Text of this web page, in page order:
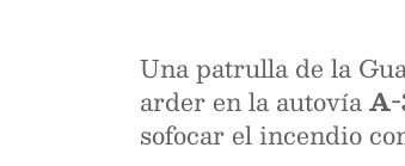
Una patrulla de la
arder en la autovía
sofocar el incendio